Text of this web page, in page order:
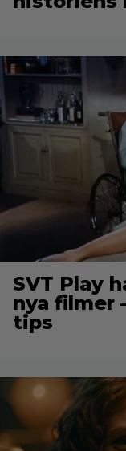
SVT Play
nya filmer
tips